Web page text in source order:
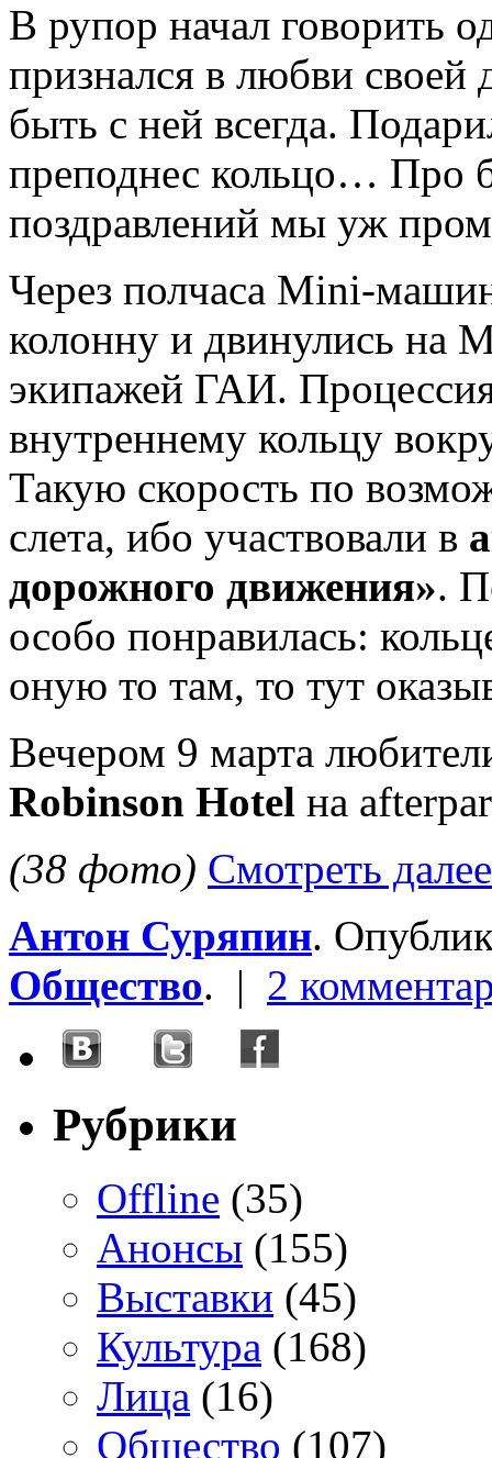
В рупор начал говорить
признался в любви своей
быть с ней всегда.
преподнес кольцо… Про
поздравлений мы уж
Через полчаса Mini-
колонну и двинулись
экипажей ГАИ.
внутреннему кольцу
Такую скорость по
слета, ибо участвовали в
дорожного движения».
особо понравилась:
оную то там, то тут
Вечером 9 марта
Robinson Hotel на
(38 фото) Смотреть
Антон Суряпин.
Общество. | 2
Рубрики
Offline (35)
Анонсы (155)
Выставки (45)
Культура (168)
Лица (16)
Общество (107)